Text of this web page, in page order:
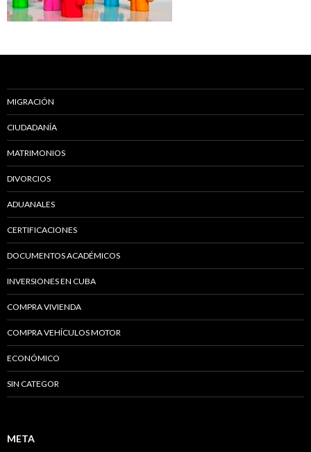
MIGRACIÓN
CIUDADANÍA
MATRIMONIOS
DIVORCIOS
ADUANALES
CERTIFICACIONES
DOCUMENTOS ACADÉMICOS
INVERSIONES EN CUBA
COMPRA VIVIENDA
COMPRA VEHÍCULOS MOTOR
ECONÓMICO
SIN CATEGOR
META